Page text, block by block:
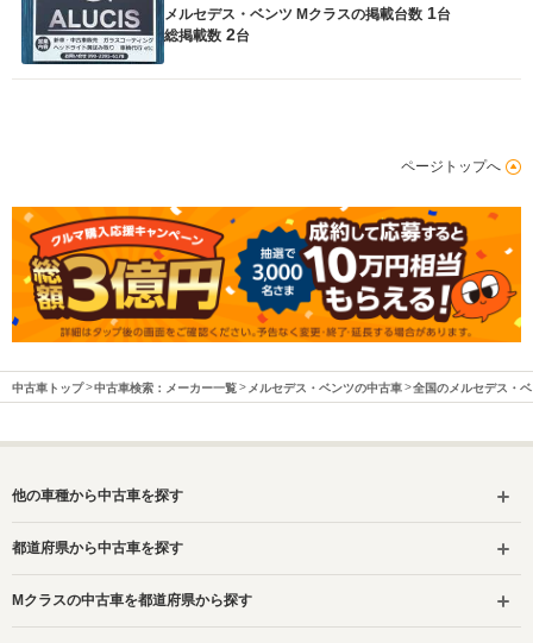
メルセデス・ベンツ Mクラスの掲載台数 1台
総掲載数 2台
ページトップへ
中古車トップ 中古車検索：メーカー一覧 メルセデス・ベンツの中古車 全国のメルセデス・
他の車種から中古車を探す
都道府県から中古車を探す
Mクラスの中古車を都道府県から探す